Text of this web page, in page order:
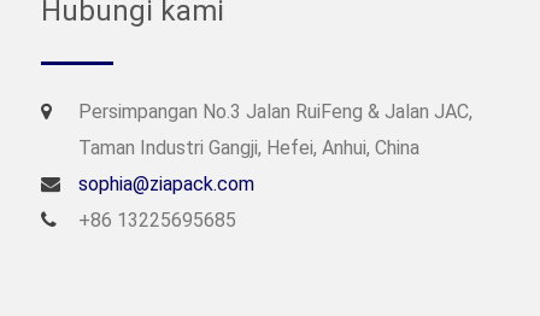
Hubungi kami
Persimpangan No.3 Jalan RuiFeng & Jalan JAC,
Taman Industri Gangji, Hefei, Anhui, China
sophia@ziapack.com
+86 13225695685